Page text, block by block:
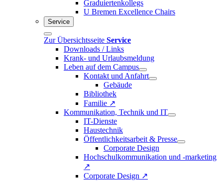
Graduiertenkollegs
U Bremen Excellence Chairs
Service
Zur Übersichtsseite Service
Downloads / Links
Krank- und Urlaubsmeldung
Leben auf dem Campus
Kontakt und Anfahrt
Gebäude
Bibliothek
Familie ↗
Kommunikation, Technik und IT
IT-Dienste
Haustechnik
Öffentlichkeitsarbeit & Presse
Corporate Design
Hochschulkommunikation und -marketing
↗
Corporate Design ↗